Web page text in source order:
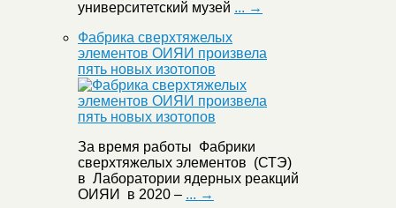
университетский музей ... →
Фабрика сверхтяжелых
элементов ОИЯИ произвела
пять новых изотопов
За время работы Фабрики
сверхтяжелых элементов (СТЭ)
в Лаборатории ядерных реакций
ОИЯИ в 2020 – ... →